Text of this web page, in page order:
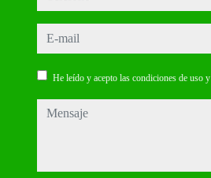
e-mail
He leído y acepto las condiciones de uso y
mensaje